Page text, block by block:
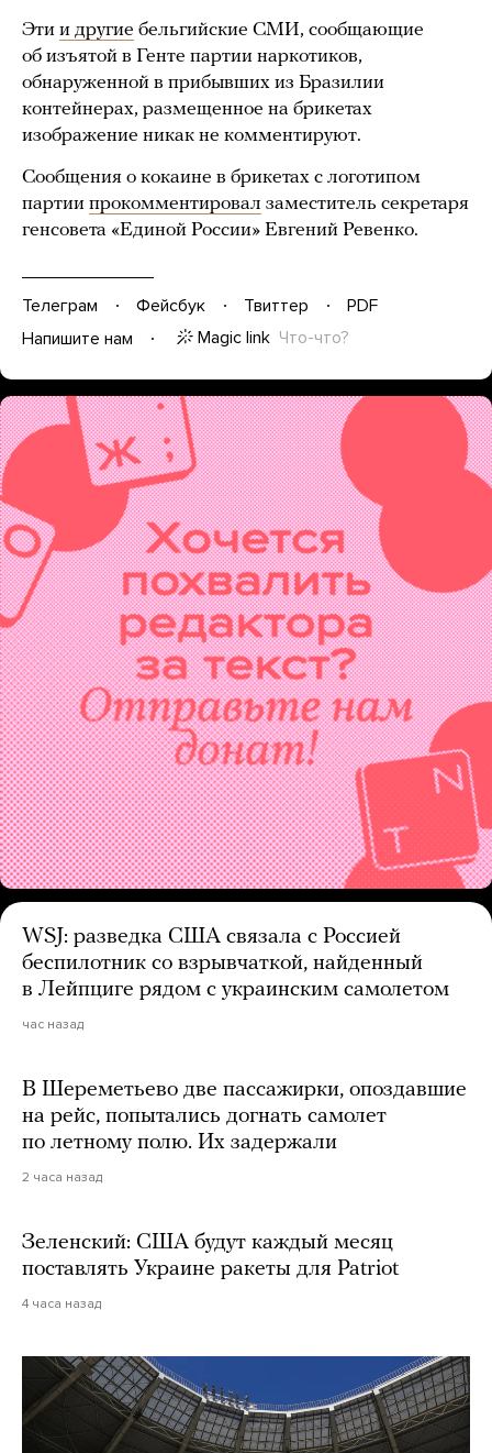
Эти и другие бельгийские СМИ, сообщающие
об изъятой в Генте партии наркотиков,
обнаруженной в прибывших из Бразилии
контейнерах, размещенное на брикетах
изображение никак не комментируют.
Сообщения о кокаине в брикетах с логотипом
партии прокомментировал заместитель секретаря
генсовета «Единой России» Евгений Ревенко.
Телеграм Фейсбук Твиттер
PDF
Напишите нам
Magic link Что-что?
WSJ: разведка США связала с Россией
беспилотник со взрывчаткой, найденный
в Лейпциге рядом с украинским самолетом
час назад
В Шереметьево две пассажирки, опоздавшие
на рейс, попытались догнать самолет
по летному полю. Их задержали
2 часа назад
Зеленский: США будут каждый месяц
поставлять Украине ракеты для Patriot
4 часа назад